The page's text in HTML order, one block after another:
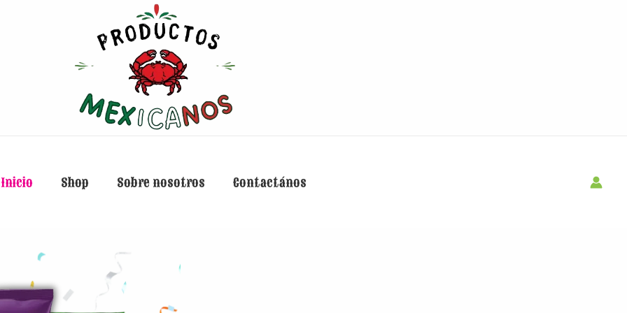
Inicio Shop Sobre nosotros Contactános